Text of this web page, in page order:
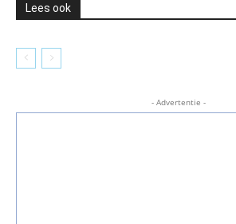
Lees ook
- Advertentie -